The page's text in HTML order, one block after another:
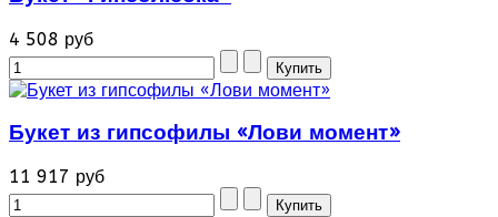
4 508 руб
Букет из гипсофилы «Лови момент»
11 917 руб